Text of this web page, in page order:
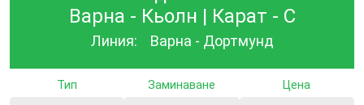
Варна - Кьолн | Карат - С
Линия: Варна - Дортмунд
Тип Заминаване Цена